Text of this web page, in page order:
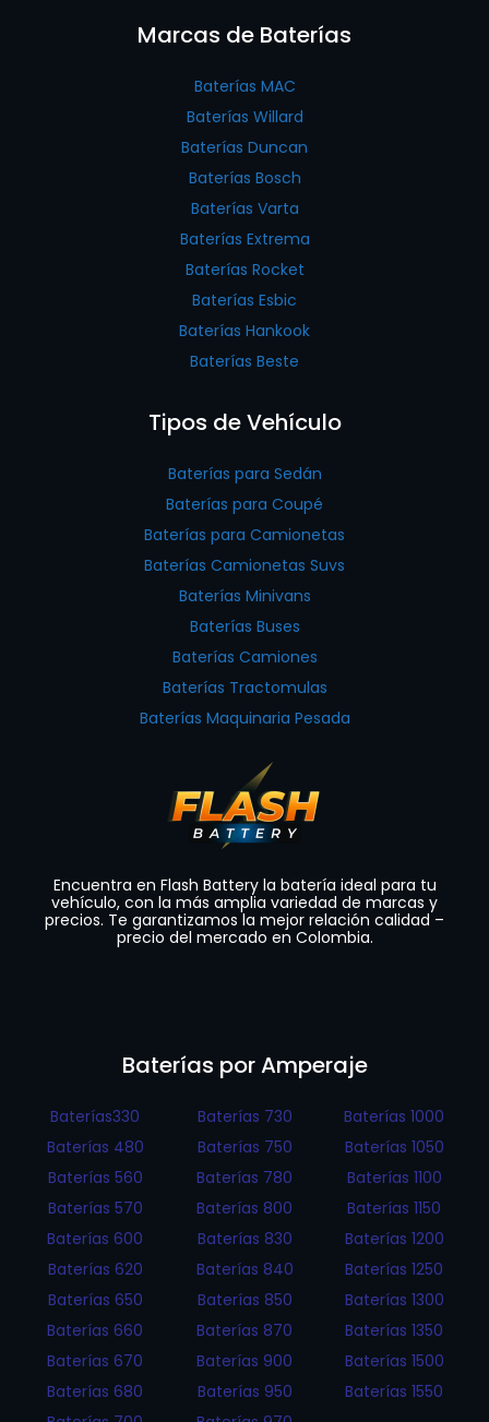
Marcas de Baterías
Baterías MAC
Baterías Willard
Baterías Duncan
Baterías Bosch
Baterías Varta
Baterías Extrema
Baterías Rocket
Baterías Esbic
Baterías Hankook
Baterías Beste
Tipos de Vehículo
Baterías para Sedán
Baterías para Coupé
Baterías para Camionetas
Baterías Camionetas Suvs
Baterías Minivans
Baterías Buses
Baterías Camiones
Baterías Tractomulas
Baterías Maquinaria Pesada
Encuentra en Flash Battery la batería ideal para tu
vehículo, con la más amplia variedad de marcas y
precios. Te garantizamos la mejor relación calidad –
precio del mercado en Colombia.
Baterías por Amperaje
Baterías330
Baterías 480
Baterías 560
Baterías 570
Baterías 600
Baterías 620
Baterías 650
Baterías 660
Baterías 670
Baterías 680
Baterías 730
Baterías 750
Baterías 780
Baterías 800
Baterías 830
Baterías 840
Baterías 850
Baterías 870
Baterías 900
Baterías 950
Baterías 1000
Baterías 1050
Baterías 1100
Baterías 1150
Baterías 1200
Baterías 1250
Baterías 1300
Baterías 1350
Baterías 1500
Baterías 1550